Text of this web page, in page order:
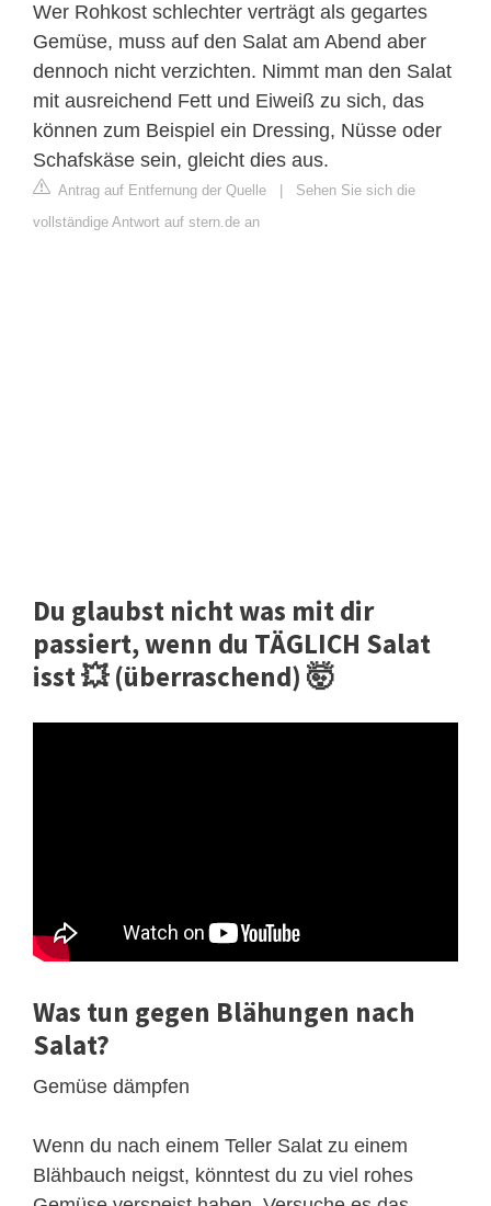
Wer Rohkost schlechter verträgt als gegartes
Gemüse, muss auf den Salat am Abend aber
dennoch nicht verzichten. Nimmt man den Salat
mit ausreichend Fett und Eiweiß zu sich, das
können zum Beispiel ein Dressing, Nüsse oder
Schafskäse sein, gleicht dies aus.
Antrag auf Entfernung der Quelle
Sehen Sie sich die
vollständige Antwort auf stern.de an
Du glaubst nicht was mit dir
passiert, wenn du TÄGLICH Salat
isst 💥 (überraschend) 🤯
Was tun gegen Blähungen nach
Salat?
Gemüse dämpfen
Wenn du nach einem Teller Salat zu einem
Blähbauch neigst, könntest du zu viel rohes